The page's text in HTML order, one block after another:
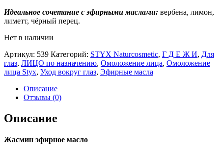
Идеальное сочетание с эфирными маслами: вербена, лимон,
лиметт, чёрный перец.
Нет в наличии
Артикул: 539 Категорий: STYX Naturcosmetic, Г Д Е Ж И, Для
глаз, ЛИЦО по назначению, Омоложение лица, Омоложение
лица Styx, Уход вокруг глаз, Эфирные масла
Описание
Отзывы (0)
Описание
Жасмин эфирное масло